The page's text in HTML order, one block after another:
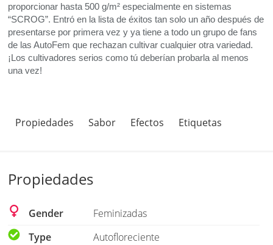
proporcionar hasta 500 g/m² especialmente en sistemas
“SCROG”. Entró en la lista de éxitos tan solo un año después de
presentarse por primera vez y ya tiene a todo un grupo de fans
de las AutoFem que rechazan cultivar cualquier otra variedad.
¡Los cultivadores serios como tú deberían probarla al menos
una vez!
Propiedades Sabor Efectos Etiquetas
Propiedades
Gender
Feminizadas
Type
Autofloreciente